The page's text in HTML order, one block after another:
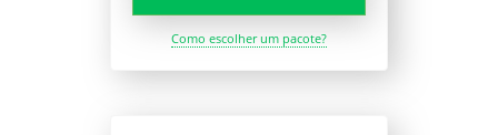
Como escolher um pacote?